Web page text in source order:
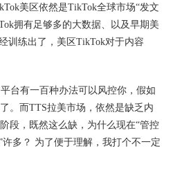
美区依然是TikTok全球市场“发文
拥有足够多的大数据、以及早期美
训练出了，美区TikTok对于内容
台有一百种办法可以风控你，假如
。而TTS拉美市场，依然是缺乏内
段，既然这么缺，为什么现在“管控
许多？ 为了便于理解，我打个不一定